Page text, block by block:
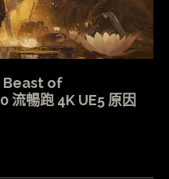
Beast of
暢跑 4K UE5 原因